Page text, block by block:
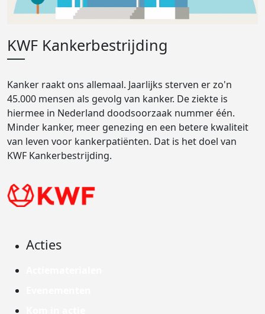
KWF Kankerbestrijding
Kanker raakt ons allemaal. Jaarlijks sterven er zo'n
45.000 mensen als gevolg van kanker. De ziekte is
hiermee in Nederland doodsoorzaak nummer één.
Minder kanker, meer genezing en een betere kwaliteit
van leven voor kankerpatiënten. Dat is het doel van
KWF Kankerbestrijding.
Acties